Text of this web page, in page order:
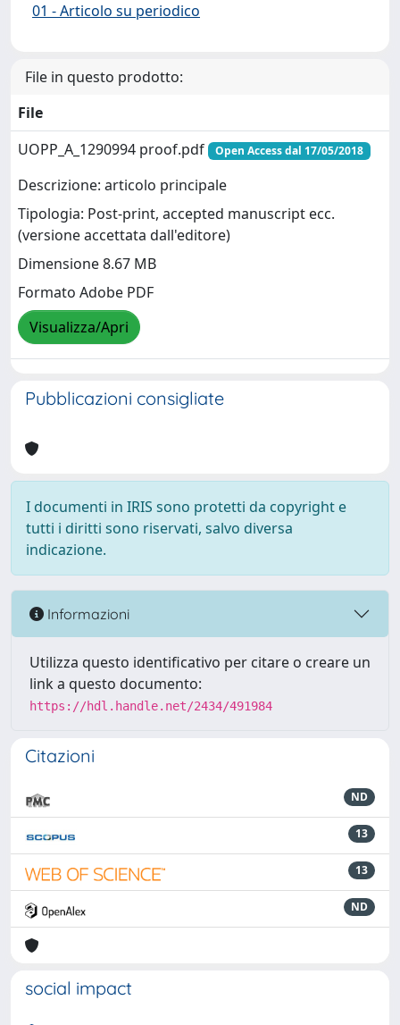
01 - Articolo su periodico
File in questo prodotto:
File
UOPP_A_1290994 proof.pdf
Open Access dal 17/05/2018
Descrizione: articolo principale
Tipologia: Post-print, accepted manuscript ecc.
(versione accettata dall'editore)
Dimensione 8.67 MB
Formato Adobe PDF
Visualizza/Apri
Pubblicazioni consigliate
I documenti in IRIS sono protetti da copyright e
tutti i diritti sono riservati, salvo diversa
indicazione.
Informazioni
Utilizza questo identificativo per citare o creare un
link a questo documento:
https://hdl.handle.net/2434/491984
Citazioni
ND
13
13
ND
social impact